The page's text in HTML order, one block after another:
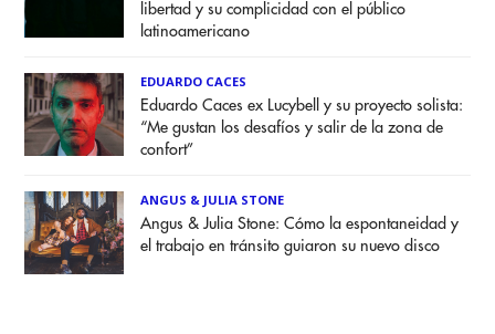
libertad y su complicidad con el público
latinoamericano
EDUARDO CACES
Eduardo Caces ex Lucybell y su proyecto solista:
“Me gustan los desafíos y salir de la zona de
confort”
ANGUS & JULIA STONE
Angus & Julia Stone: Cómo la espontaneidad y
el trabajo en tránsito guiaron su nuevo disco